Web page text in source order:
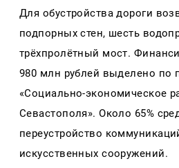
Для обустройства дороги
подпорных стен, шесть
трёхпролётный мост.
980 млн рублей выделено по
«Социально-экономическое
Севастополя». Около 65%
переустройство
искусственных сооружений.